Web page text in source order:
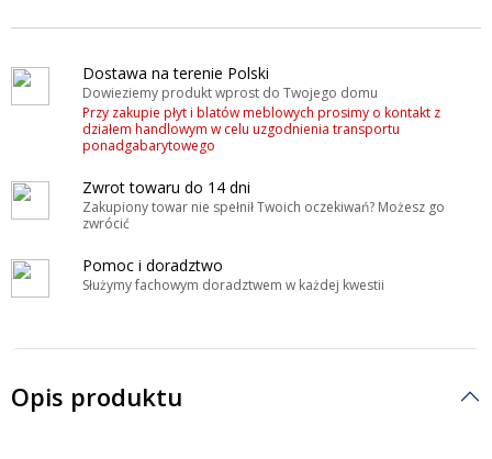
Dostawa na terenie Polski
Dowieziemy produkt wprost do Twojego domu
Przy zakupie płyt i blatów meblowych prosimy o kontakt z
działem handlowym w celu uzgodnienia transportu
ponadgabarytowego
Zwrot towaru do 14 dni
Zakupiony towar nie spełnił Twoich oczekiwań? Możesz go
zwrócić
Pomoc i doradztwo
Służymy fachowym doradztwem w każdej kwestii
Opis produktu